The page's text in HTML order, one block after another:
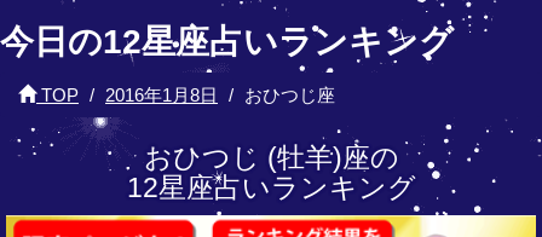
今日の12星座占いランキング
TOP 2016年1月8日 おひつじ座
おひつじ (牡羊)座の
12星座占いランキング